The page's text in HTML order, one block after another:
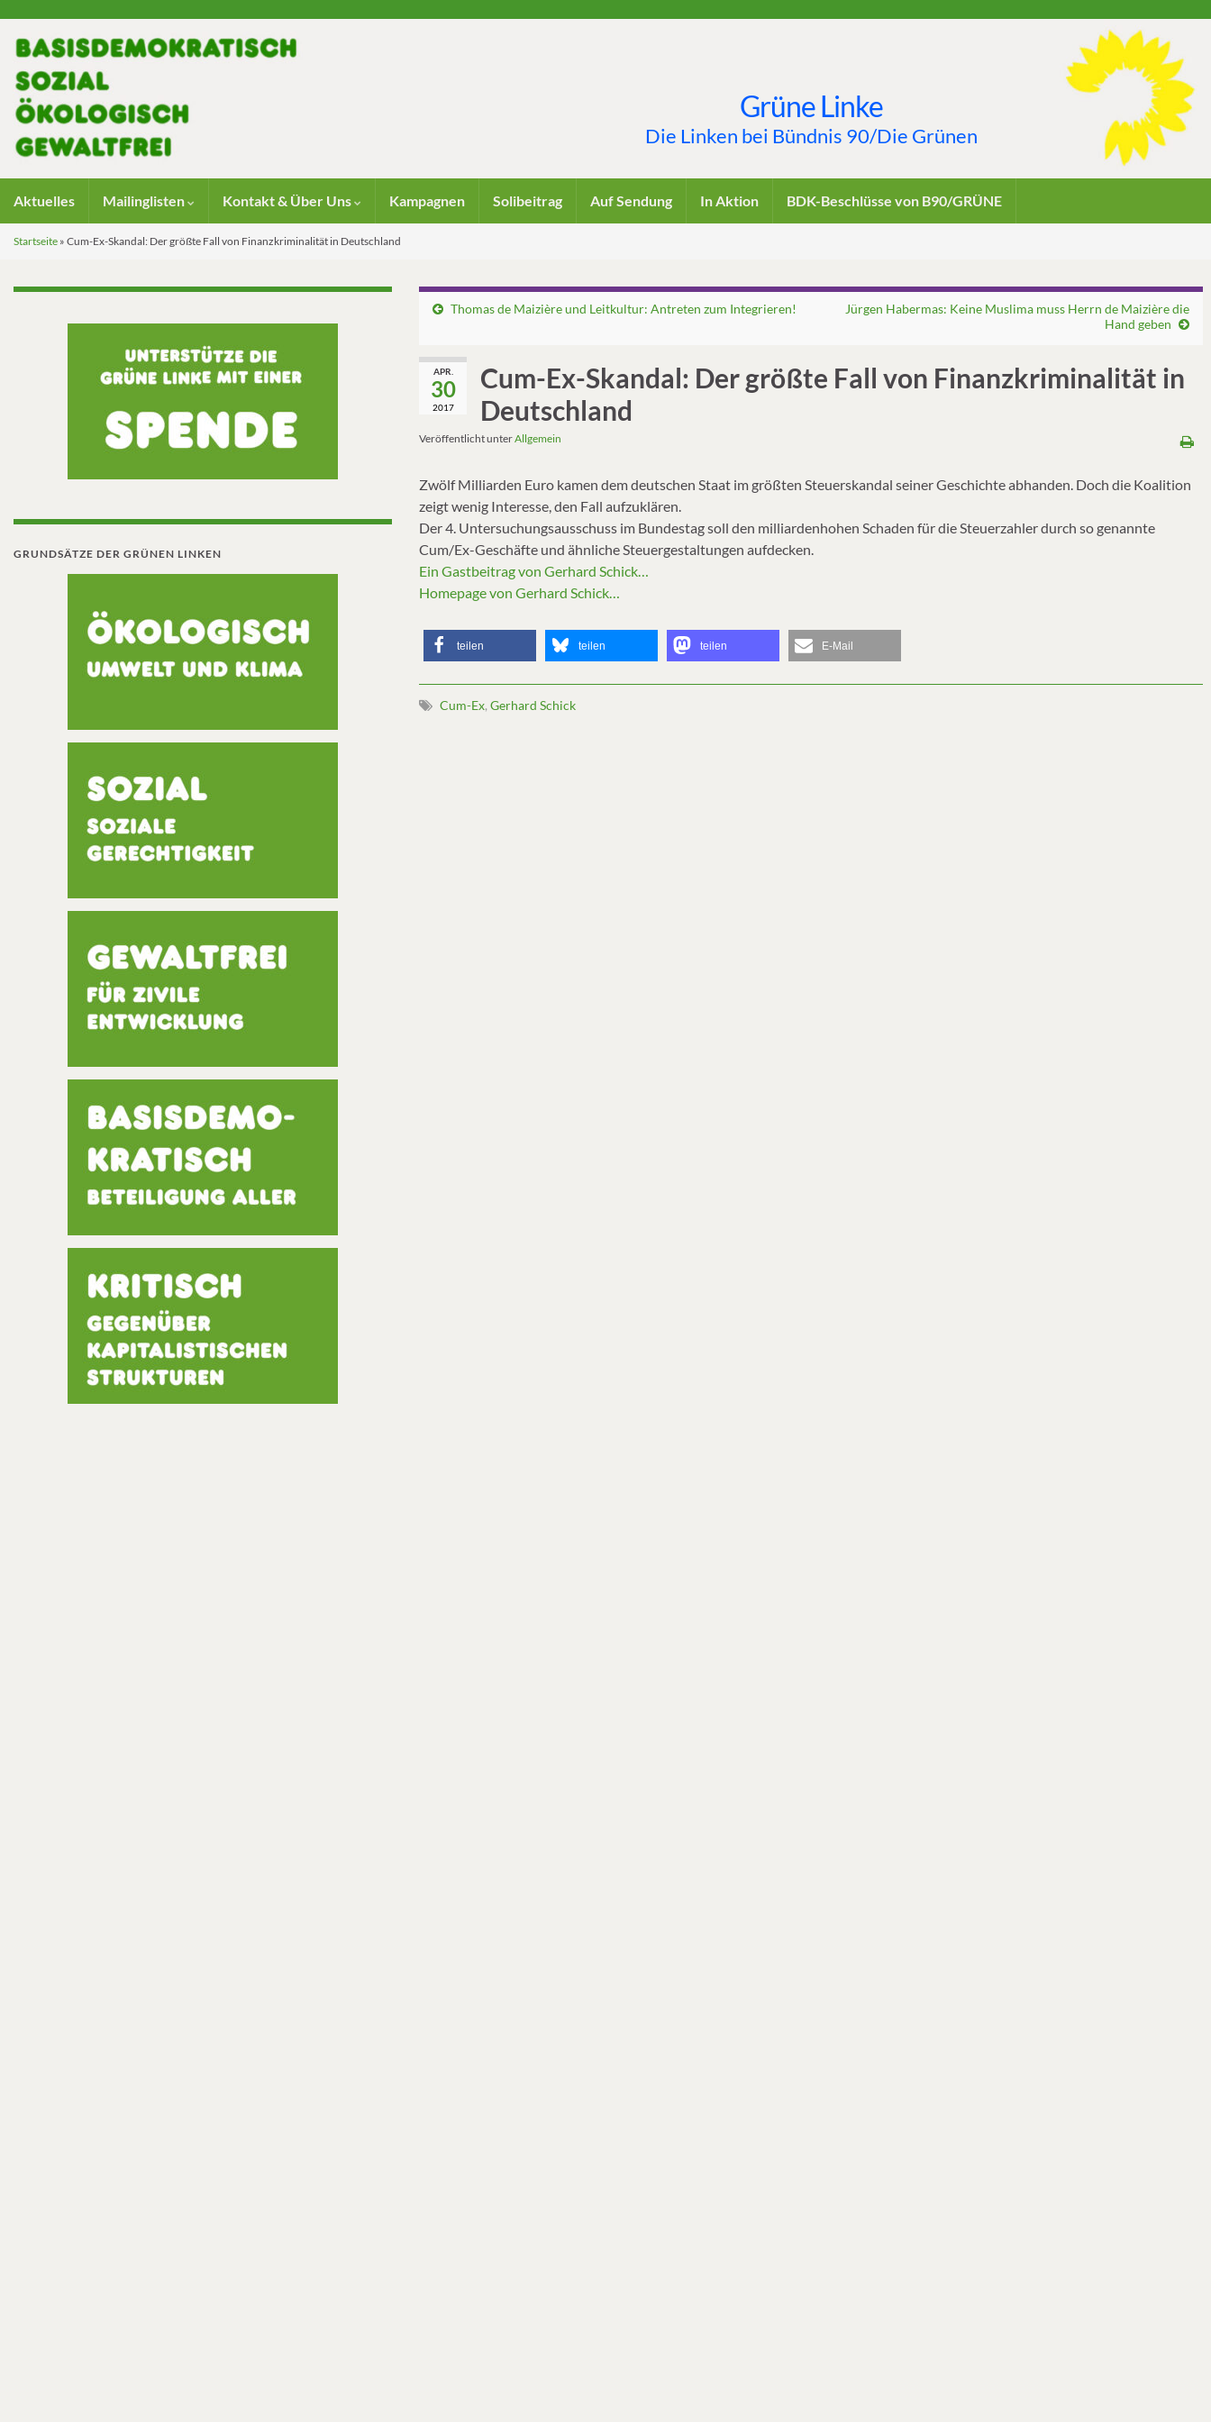
Grüne Linke
Die Linken bei Bündnis 90/Die Grünen
Aktuelles Mailinglisten Kontakt & Über Uns Kampagnen Solibeitrag Auf Sendung In Aktion BDK-Beschlüsse von B90/GRÜNE
Startseite » Cum-Ex-Skandal: Der größte Fall von Finanzkriminalität in Deutschland
Thomas de Maizière und Leitkultur: Antreten zum Integrieren!
Jürgen Habermas: Keine Muslima muss Herrn de Maizière die
Hand geben
APR.
30
2017
Cum-Ex-Skandal: Der größte Fall von Finanzkriminalität in
Deutschland
Veröffentlicht unterAllgemein
Zwölf Milliarden Euro kamen dem deutschen Staat im größten Steuerskandal seiner Geschichte abhanden. Doch die Koalition
zeigt wenig Interesse, den Fall aufzuklären.
Der 4. Untersuchungsausschuss im Bundestag soll den milliardenhohen Schaden für die Steuerzahler durch so genannte
Cum/Ex-Geschäfte und ähnliche Steuergestaltungen aufdecken.
Ein Gastbeitrag von Gerhard Schick…
Homepage von Gerhard Schick…
teilen teilen teilen E-Mail
Cum-Ex, Gerhard Schick
GRUNDSÄTZE DER GRÜNEN LINKEN